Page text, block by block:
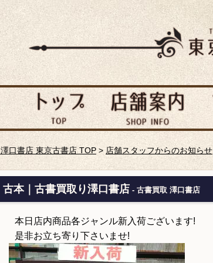
澤口書店 東京古書店 TOP > 店舗スタッフからのお知らせ
古本｜古書買取り澤口書店 - 古書買取 澤口書店
本日店内商品各ジャンル新入荷ございます!
是非お立ち寄り下さいませ!